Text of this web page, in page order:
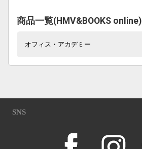
商品一覧(HMV&BOOKS online)
オフィス・アカデミー
SNS